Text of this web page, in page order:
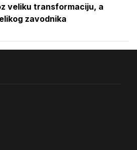
veliku transformaciju, a
zavodnika